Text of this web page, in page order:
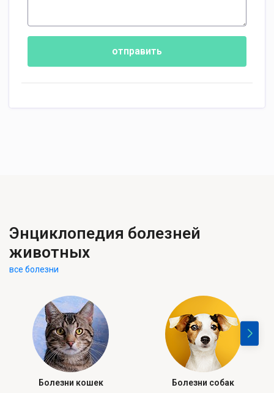
отправить
Энциклопедия болезней
животных
все болезни
Болезни кошек Болезни собак